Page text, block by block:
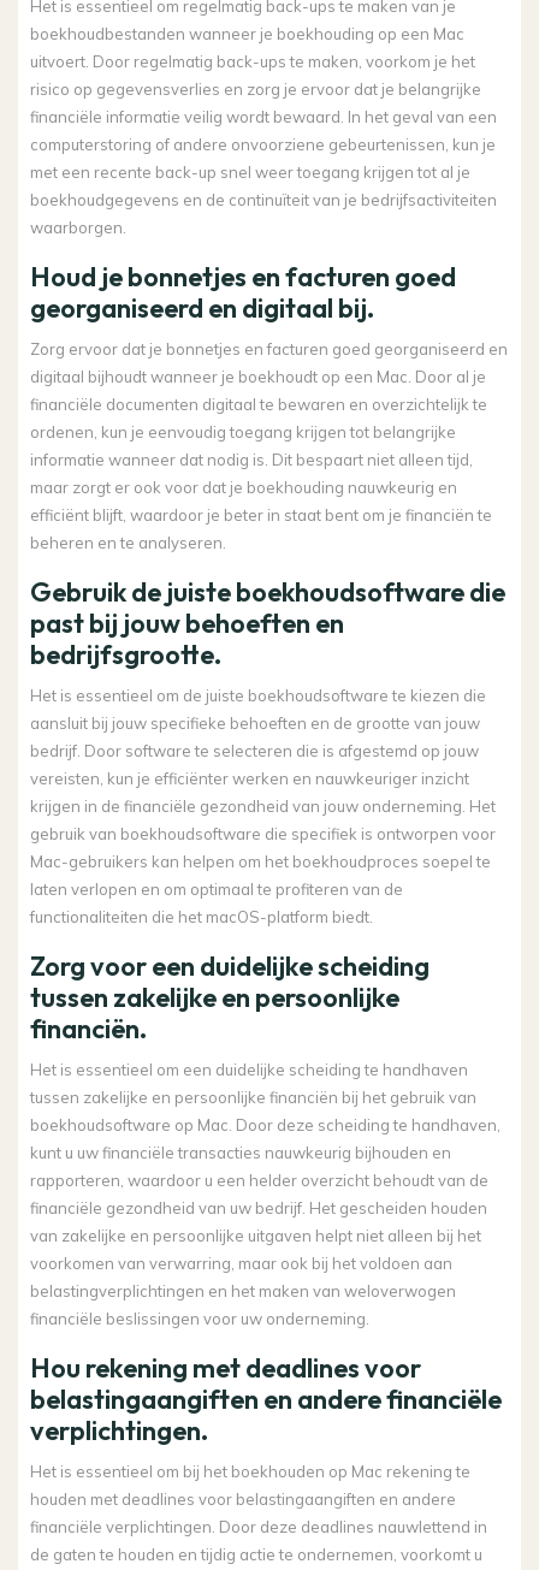
Het is essentieel om regelmatig back-ups te maken van je
boekhoudbestanden wanneer je boekhouding op een Mac
uitvoert. Door regelmatig back-ups te maken, voorkom je het
risico op gegevensverlies en zorg je ervoor dat je belangrijke
financiële informatie veilig wordt bewaard. In het geval van een
computerstoring of andere onvoorziene gebeurtenissen, kun je
met een recente back-up snel weer toegang krijgen tot al je
boekhoudgegevens en de continuïteit van je bedrijfsactiviteiten
waarborgen.
Houd je bonnetjes en facturen goed
georganiseerd en digitaal bij.
Zorg ervoor dat je bonnetjes en facturen goed georganiseerd en
digitaal bijhoudt wanneer je boekhoudt op een Mac. Door al je
financiële documenten digitaal te bewaren en overzichtelijk te
ordenen, kun je eenvoudig toegang krijgen tot belangrijke
informatie wanneer dat nodig is. Dit bespaart niet alleen tijd,
maar zorgt er ook voor dat je boekhouding nauwkeurig en
efficiënt blijft, waardoor je beter in staat bent om je financiën te
beheren en te analyseren.
Gebruik de juiste boekhoudsoftware die
past bij jouw behoeften en
bedrijfsgrootte.
Het is essentieel om de juiste boekhoudsoftware te kiezen die
aansluit bij jouw specifieke behoeften en de grootte van jouw
bedrijf. Door software te selecteren die is afgestemd op jouw
vereisten, kun je efficiënter werken en nauwkeuriger inzicht
krijgen in de financiële gezondheid van jouw onderneming. Het
gebruik van boekhoudsoftware die specifiek is ontworpen voor
Mac-gebruikers kan helpen om het boekhoudproces soepel te
laten verlopen en om optimaal te profiteren van de
functionaliteiten die het macOS-platform biedt.
Zorg voor een duidelijke scheiding
tussen zakelijke en persoonlijke
financiën.
Het is essentieel om een duidelijke scheiding te handhaven
tussen zakelijke en persoonlijke financiën bij het gebruik van
boekhoudsoftware op Mac. Door deze scheiding te handhaven,
kunt u uw financiële transacties nauwkeurig bijhouden en
rapporteren, waardoor u een helder overzicht behoudt van de
financiële gezondheid van uw bedrijf. Het gescheiden houden
van zakelijke en persoonlijke uitgaven helpt niet alleen bij het
voorkomen van verwarring, maar ook bij het voldoen aan
belastingverplichtingen en het maken van weloverwogen
financiële beslissingen voor uw onderneming.
Hou rekening met deadlines voor
belastingaangiften en andere financiële
verplichtingen.
Het is essentieel om bij het boekhouden op Mac rekening te
houden met deadlines voor belastingaangiften en andere
financiële verplichtingen. Door deze deadlines nauwlettend in
de gaten te houden en tijdig actie te ondernemen, voorkomt u